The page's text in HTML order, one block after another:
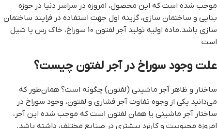
موجب شده است که این محصول، امروزه در سراسر دنیا در حوزه
بنایی و ساختمان سازی، گزینه اول جهت استفاده در فرایند ساختمان
سازی باشد.ماده اولیه تولید آجر لفتون 10 سوراخ، خاک رس یا شیل
است
علت وجود سوراخ در آجر لفتون چیست؟
ساختار و ظاهر آجر ماشینی (لفتون) چگونه است؟ همان‌طور که
می‌دانید یکی از وجوه تفاوت آجر فشاری و لفتون، وجود سوراخ در
ساختار آجر ماشینی یا همان لفتون است که موجب شده این آجر،
امروزه محبوبیت و کاربرد بیشتری در صنایع مختلف، داشته باشد.